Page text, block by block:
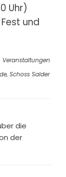
Uhr)
Fest und
Veranstaltungen
, Schoss Salder
die
der